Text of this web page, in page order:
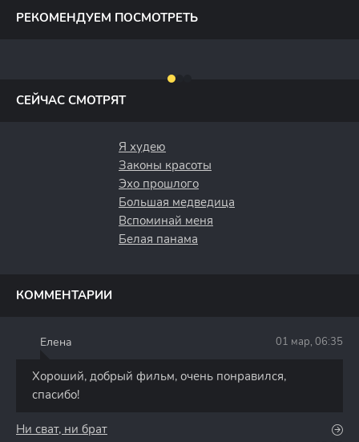
РЕКОМЕНДУЕМ ПОСМОТРЕТЬ
СЕЙЧАС СМОТРЯТ
Я худею
Законы красоты
Эхо прошлого
Большая медведица
Вспоминай меня
Белая панама
КОММЕНТАРИИ
Елена 01 мар, 06:35
Хороший, добрый фильм, очень понравился,
спасибо!
Ни сват, ни брат